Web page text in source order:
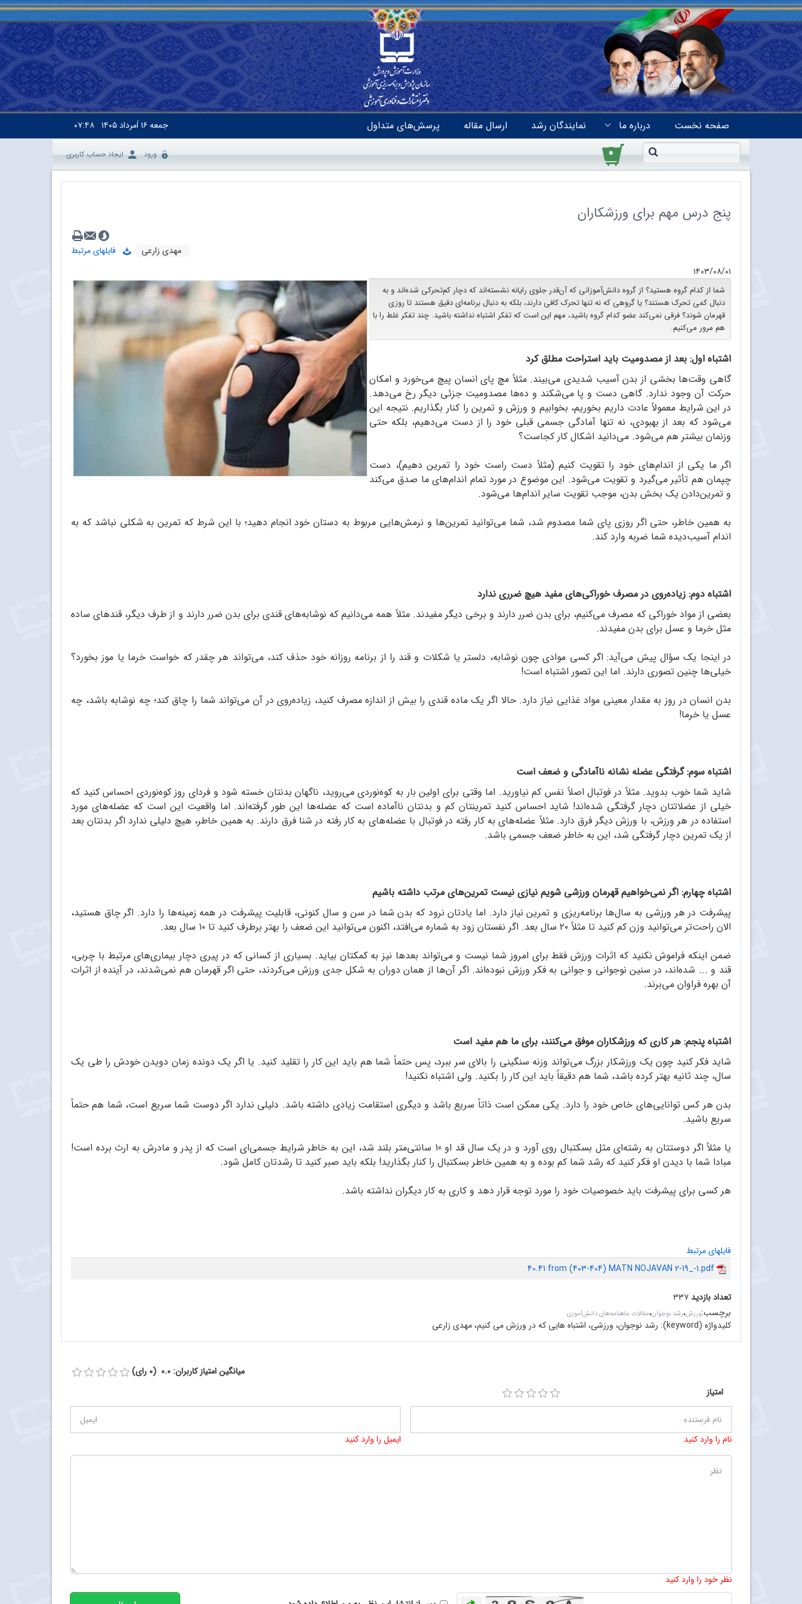
صفحه نخست درباره ما نمایندگان رشد ارسال مقاله پرسش‌های متداول جمعه۱۶ اَمرداد ۱۴۰۵ ۰۷:۴۸
۰ ورود ایجاد حساب کاربری
پنج درس مهم برای ورزشکاران
مهدی زارعی
فایلهای مرتبط
۱۴۰۳/۰۸/۰۱
شما از کدام گروه هستید؟ از گروه دانش‌آموزانی که آن‌قدر جلوی رایانه‌ نشسته‌اند که دچار کم‌تحرکی شده‌اند و به
دنبال کمی تحرک هستند؟ یا گروهی که نه تنها تحرک کافی دارند، بلکه به دنبال برنامه‌ای دقیق هستند تا روزی
قهرمان شوند؟ فرقی نمی‌کند عضو کدام گروه باشید، مهم این است که تفکر اشتباه نداشته باشید. چند تفکر غلط را با
هم مرور می‌کنیم.
اشتباه اول: بعد از مصدومیت باید استراحت مطلق کرد
گاهی وقت‌ها بخشی از بدن آسیب شدیدی می‌بیند. مثلاً مچ پای انسان پیچ می‌خورد و امکان
حرکت آن وجود ندارد. گاهی دست و پا می‌شکند و ده‌ها مصدومیت جزئی دیگر رخ می‌دهد.
در این شرایط معمولاً عادت داریم بخوریم، بخوابیم و ورزش و تمرین را کنار بگذاریم. نتیجه این
می‌شود که بعد از بهبودی، نه تنها آمادگی جسمی قبلی خود را از دست می‌دهیم، بلکه حتی
وزنمان بیشتر هم می‌شود. می‌دانید اشکال کار کجاست؟
اگر ما یکی از اندام‌های خود را تقویت کنیم (مثلاً دست راست خود را تمرین دهیم)، دست
چپمان هم تأثیر می‌گیرد و تقویت می‌شود. این موضوع در مورد تمام اندام‌های ما صدق می‌کند
و تمرین‌دادن یک بخش بدن، موجب تقویت سایر اندام‌ها می‌شود.
به همین خاطر، حتی اگر روزی پای شما مصدوم شد، شما می‌توانید تمرین‌ها و نرمش‌هایی مربوط به دستان خود انجام دهید؛ با این شرط که تمرین به شکلی نباشد که به
اندام آسیب‌دیده شما ضربه وارد کند.
اشتباه دوم: زیاده‌روی در مصرف خوراکی‌های مفید هیچ ضرری ندارد
بعضی از مواد خوراکی که مصرف می‌کنیم، برای بدن ضرر دارند و برخی دیگر مفیدند. مثلاً همه می‌دانیم که نوشابه‌های قندی برای بدن ضرر دارند و از طرف دیگر، قندهای ساده
مثل خرما و عسل برای بدن مفیدند.
در اینجا یک سؤال پیش می‌آید: اگر کسی موادی چون نوشابه، دلستر یا شکلات و قند را از برنامه روزانه خود حذف کند، می‌تواند هر چقدر که خواست خرما یا موز بخورد؟
خیلی‌ها چنین تصوری دارند. اما این تصور اشتباه است!
بدن انسان در روز به مقدار معینی مواد غذایی نیاز دارد. حالا اگر یک ماده قندی را بیش از اندازه مصرف کنید، زیاده‌روی در آن می‌تواند شما را چاق کند؛ چه نوشابه باشد، چه
عسل یا خرما!
اشتباه سوم: گرفتگی عضله نشانه ناآمادگی و ضعف است
شاید شما خوب بدوید. مثلاً در فوتبال اصلاً نفس کم نیاورید. اما وقتی برای اولین بار به کوه‌نوردی می‌روید، ناگهان بدنتان خسته ‌شود و فردای روز کوه‌نوردی احساس کنید که
خیلی از عضلاتتان دچار گرفتگی شده‌اند! شاید احساس کنید تمرینتان کم و بدنتان ناآماده است که عضله‌ها این طور گرفته‌‌اند. اما واقعیت این است که عضله‌های مورد
استفاده در هر ورزش، با ورزش دیگر فرق دارد. مثلاً عضله‌های به کار رفته در فوتبال با عضله‌های به کار رفته در شنا فرق دارند. به همین خاطر، هیچ دلیلی ندارد اگر بدنتان بعد
از یک تمرین دچار گرفتگی شد، این به خاطر ضعف جسمی باشد.
اشتباه چهارم: اگر نمی‌خواهیم قهرمان ورزشی شویم نیازی نیست تمرین‌های مرتب داشته باشیم
پیشرفت در هر ورزشی به سال‌ها برنامه‌ریزی و تمرین نیاز دارد. اما یادتان نرود که بدن شما در سن و سال کنونی، قابلیت پیشرفت در همه زمینه‌ها را دارد. اگر چاق هستید،
الان راحت‌تر می‌توانید وزن کم کنید تا مثلاً ۲۰ سال بعد. اگر نفستان زود به شماره می‌افتد، اکنون می‌توانید این ضعف را بهتر برطرف کنید تا ۱۰ سال بعد.
ضمن اینکه فراموش نکنید که اثرات ورزش فقط برای امروز شما نیست و می‌تواند بعدها نیز به کمکتان بیاید. بسیاری از کسانی که در پیری دچار بیماری‌های مرتبط با چربی،
قند و ... شده‌اند، در سنین نوجوانی و جوانی به فکر ورزش نبوده‌اند. اگر آن‌ها از همان دوران به شکل جدی ورزش می‌کردند، حتی اگر قهرمان هم نمی‌شدند، در آینده از اثرات
آن بهره فراوان می‌برند.
اشتباه پنجم: هر کاری که ورزشکاران موفق می‌کنند، برای ما هم مفید است
شاید فکر کنید چون یک ورزشکار بزرگ می‌تواند وزنه سنگینی را بالای سر ببرد، پس حتماً شما هم باید این کار را تقلید کنید. یا اگر یک دونده زمان دویدن خودش را طی یک
سال، چند ثانیه بهتر کرده باشد، شما هم دقیقاً باید این کار را بکنید. ولی اشتباه نکنید!
بدن هر کس توانایی‌های خاص خود را دارد. یکی ممکن است ذاتاً سریع باشد و دیگری استقامت زیادی داشته باشد. دلیلی ندارد اگر دوست شما سریع است، شما هم حتماً
سریع باشید.
یا مثلاً اگر دوستتان به رشته‌ای مثل بسکتبال روی آورد و در یک سال قد او 10 سانتی‌متر بلند شد، این به خاطر شرایط جسمی‌ای است که از پدر و مادرش به ارث برده است!
مبادا شما با دیدن او فکر کنید که رشد شما کم بوده و به همین خاطر بسکتبال را کنار بگذارید! بلکه باید صبر کنید تا رشدتان کامل شود.
هر کسی برای پیشرفت باید خصوصیات خود را مورد توجه قرار دهد و کاری به کار دیگران نداشته باشد.
فایلهای مرتبط
40.41 from (403-404) MATN NOJAVAN 2-19_-1.pdf
تعداد بازدید۳۳۷
برچسب:ورزش،رشد نوجوان،مقالات ماهنامه‌های دانش‌آموزی
کلیدواژه (keyword): رشد نوجوان، ورزشی، اشتباه هایی که در ورزش می کنیم، مهدی زارعی
میانگین امتیاز کاربران: 0.0 (0 رای)
امتیاز
نام را وارد کنید ایمیل را وارد کنید
نظر خود را وارد کنید